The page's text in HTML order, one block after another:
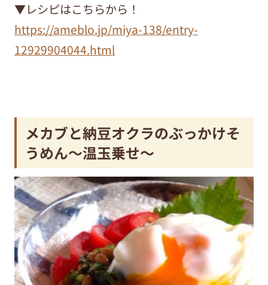
▼レシピはこちらから！
https://ameblo.jp/miya-138/entry-
12929904044.html
メカブと納豆オクラのぶっかけそ
うめん〜温玉乗せ〜